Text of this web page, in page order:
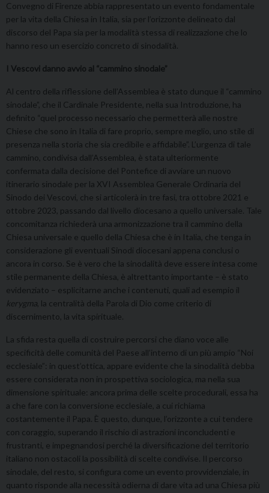
Convegno di Firenze abbia rappresentato un evento fondamentale
per la vita della Chiesa in Italia, sia per l’orizzonte delineato dal
discorso del Papa sia per la modalità stessa di realizzazione che lo
hanno reso un esercizio concreto di sinodalità.
I Vescovi danno avvio al “cammino sinodale”
Al centro della riflessione dell’Assemblea è stato dunque il “cammino
sinodale”, che il Cardinale Presidente, nella sua Introduzione, ha
definito “quel processo necessario che permetterà alle nostre
Chiese che sono in Italia di fare proprio, sempre meglio, uno stile di
presenza nella storia che sia credibile e affidabile”. L’urgenza di tale
cammino, condivisa dall’Assemblea, è stata ulteriormente
confermata dalla decisione del Pontefice di avviare un nuovo
itinerario sinodale per la XVI Assemblea Generale Ordinaria del
Sinodo dei Vescovi, che si articolerà in tre fasi, tra ottobre 2021 e
ottobre 2023, passando dal livello diocesano a quello universale. Tale
concomitanza richiederà una armonizzazione tra il cammino della
Chiesa universale e quello della Chiesa che è in Italia, che tenga in
considerazione gli eventuali Sinodi diocesani appena conclusi o
ancora in corso. Se è vero che la sinodalità deve essere intesa come
stile permanente della Chiesa, è altrettanto importante – è stato
evidenziato – esplicitarne anche i contenuti, quali ad esempio il
kerygma , la centralità della Parola di Dio come criterio di
discernimento, la vita spirituale.
La sfida resta quella di costruire percorsi che diano voce alle
specificità delle comunità del Paese all’interno di un più ampio “Noi
ecclesiale”: in quest’ottica, appare evidente che la sinodalità debba
essere considerata non in prospettiva sociologica, ma nella sua
dimensione spirituale: ancora prima delle scelte procedurali, essa ha
a che fare con la conversione ecclesiale, a cui richiama
costantemente il Papa. È questo, dunque, l’orizzonte a cui tendere
con coraggio, superando il rischio di astrazioni inconcludenti e
frustranti, e impegnandosi perché la diversificazione del territorio
italiano non ostacoli la possibilità di scelte condivise. Il percorso
sinodale, del resto, si configura come un evento provvidenziale, in
quanto risponde alla necessità odierna di dare vita ad una Chiesa più